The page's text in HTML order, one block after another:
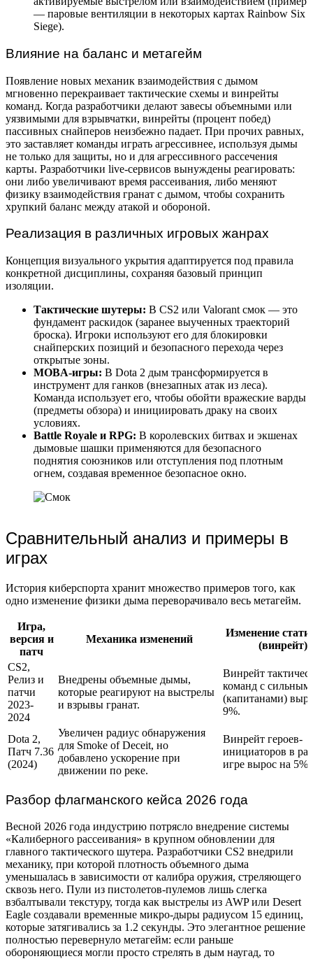
— паровые вентиляции в некоторых картах Rainbow Six
Siege).
Влияние на баланс и метагейм
Появление новых механик взаимодействия с дымом
мгновенно перекраивает тактические схемы и винрейты
команд. Когда разработчики делают завесы объемными или
уязвимыми для взрывчатки, винрейты (процент побед)
пассивных снайперов неизбежно падает. При прочих равных,
это заставляет команды играть агрессивнее, используя дымы
не только для защиты, но и для агрессивного рассечения
карты. Разработчики live-сервисов вынуждены реагировать:
они либо увеличивают время рассеивания, либо меняют
физику взаимодействия гранат с дымом, чтобы сохранить
хрупкий баланс между атакой и обороной.
Реализация в различных игровых жанрах
Концепция визуального укрытия адаптируется под правила
конкретной дисциплины, сохраняя базовый принцип
изоляции.
Тактические шутеры: В CS2 или Valorant смок — это
фундамент раскидок (заранее выученных траекторий
броска). Игроки используют его для блокировки
снайперских позиций и безопасного перехода через
открытые зоны.
MOBA-игры: В Dota 2 дым трансформируется в
инструмент для ганков (внезапных атак из леса).
Команда использует его, чтобы обойти вражеские варды
(предметы обзора) и инициировать драку на своих
условиях.
Battle Royale и RPG: В королевских битвах и экшенах
дымовые шашки применяются для безопасного
поднятия союзников или отступления под плотным
огнем, создавая временное безопасное окно.
Сравнительный анализ и примеры в
играх
История киберспорта хранит множество примеров того, как
одно изменение физики дыма переворачивало весь метагейм.
Игра,
версия и
патч
Механика изменений
Изменение
(винрейт)
CS2,
Релиз и
патчи
2023-
2024
Внедрены объемные дымы,
которые реагируют на выстрелы
и взрывы гранат.
Винрейт
команд с
(капитанами)
9%.
Dota 2,
Патч 7.36
(2024)
Увеличен радиус обнаружения
для Smoke of Deceit, но
добавлено ускорение при
движении по реке.
Винрейт героев-
инициаторов в
игре вырос на 5%.
Разбор флагманского кейса 2026 года
Весной 2026 года индустрию потрясло внедрение системы
«Калиберного рассеивания» в крупном обновлении для
главного тактического шутера. Разработчики CS2 внедрили
механику, при которой плотность объемного дыма
уменьшалась в зависимости от калибра оружия, стреляющего
сквозь него. Пули из пистолетов-пулемов лишь слегка
взбалтывали текстуру, тогда как выстрелы из AWP или Desert
Eagle создавали временные микро-дыры радиусом 15 единиц,
которые затягивались за 1.2 секунды. Это элегантное решение
полностью перевернуло метагейм: если раньше
обороняющиеся могли просто стрелять в дым наугад, то